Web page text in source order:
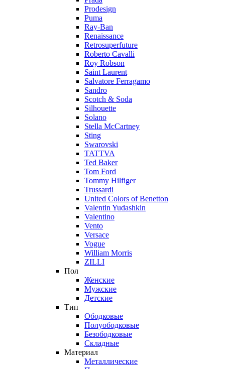
Prodesign
Puma
Ray-Ban
Renaissance
Retrosuperfuture
Roberto Cavalli
Roy Robson
Saint Laurent
Salvatore Ferragamo
Sandro
Scotch & Soda
Silhouette
Solano
Stella McCartney
Sting
Swarovski
TATTVA
Ted Baker
Tom Ford
Tommy Hilfiger
Trussardi
United Colors of Benetton
Valentin Yudashkin
Valentino
Vento
Versace
Vogue
William Morris
ZILLI
Пол
Женские
Мужские
Детские
Тип
Ободковые
Полуободковые
Безободковые
Складные
Материал
Металлические